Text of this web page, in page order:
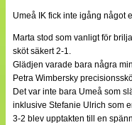
NÄTverket
Om oss
Annonsera
Statistik
Tipsa
Kontakt
Umeå IK fick inte igång något
Marta stod som vanligt för
sköt säkert 2-1.
Glädjen varade bara några
Petra Wimbersky
Det var inte bara Umeå som
inklusive Stefanie Ulrich som
3-2 blev upptakten till en